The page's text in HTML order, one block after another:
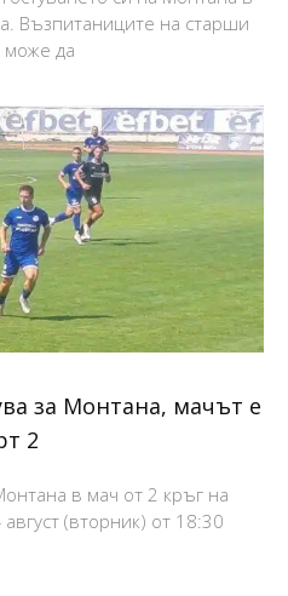
Възпитаниците на старши
може да
за Монтана, мачът е
2
в мач от 2 кръг на
(вторник) от 18:30